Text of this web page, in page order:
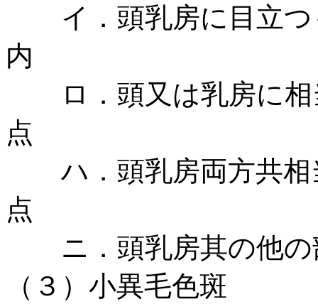
イ．頭乳房に
内
ロ．頭又は乳房に
点
ハ．頭乳房両方共
点
ニ．頭乳房其の他の
（３）小異毛色斑